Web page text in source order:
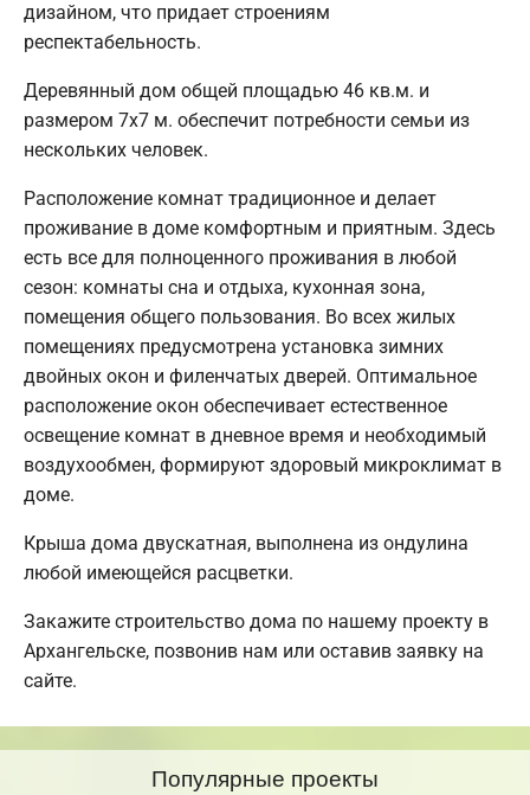
дизайном, что придает строениям
респектабельность.
Деревянный дом общей площадью 46 кв.м. и
размером 7х7 м. обеспечит потребности семьи из
нескольких человек.
Расположение комнат традиционное и делает
проживание в доме комфортным и приятным. Здесь
есть все для полноценного проживания в любой
сезон: комнаты сна и отдыха, кухонная зона,
помещения общего пользования. Во всех жилых
помещениях предусмотрена установка зимних
двойных окон и филенчатых дверей. Оптимальное
расположение окон обеспечивает естественное
освещение комнат в дневное время и необходимый
воздухообмен, формируют здоровый микроклимат в
доме.
Крыша дома двускатная, выполнена из ондулина
любой имеющейся расцветки.
Закажите строительство дома по нашему проекту в
Архангельске, позвонив нам или оставив заявку на
сайте.
Популярные проекты